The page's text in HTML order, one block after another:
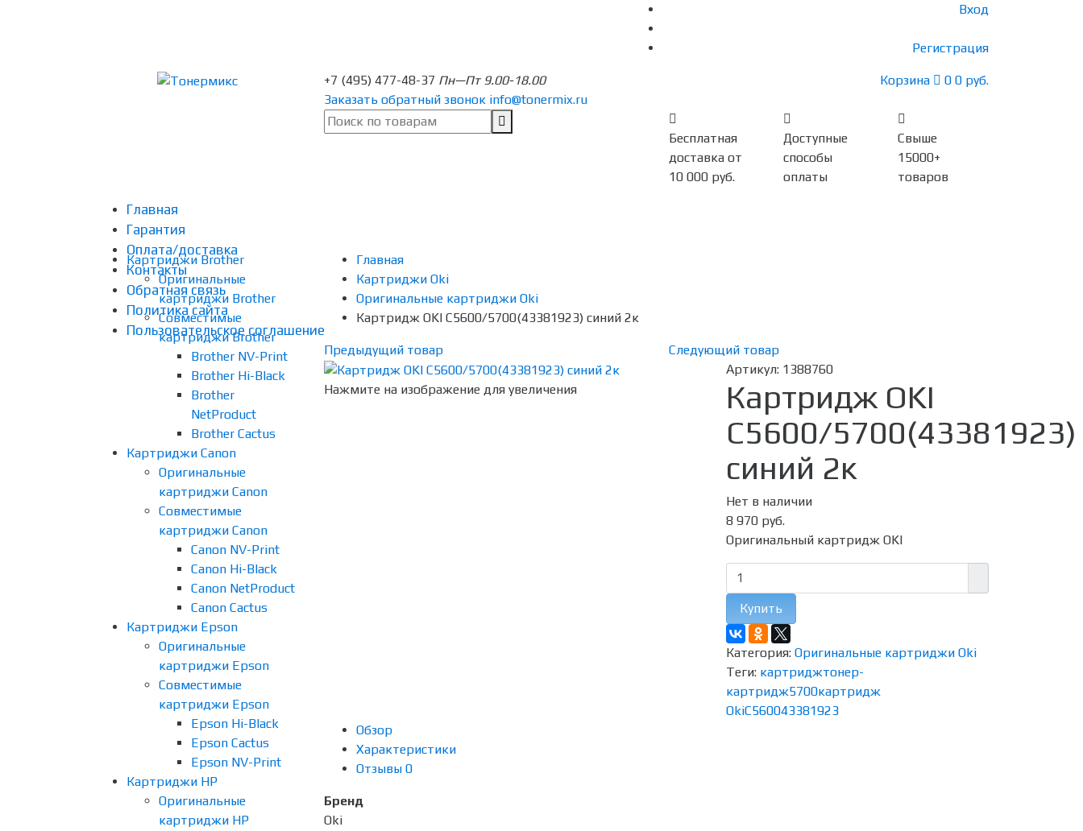
Вход
Регистрация
+7 (495) 477-48-37 Пн—Пт 9.00-18.00
Заказать обратный звонок info@tonermix.ru
Корзина 0 0 руб.
Бесплатная
доставка от
10 000 руб.
Доступные
способы
оплаты
Свыше
15000+
товаров
Главная
Гарантия
Оплата/доставка
Контакты
Обратная связь
Политика сайта
Пользовательское соглашение
Картриджи Brother
Оригинальные
картриджи Brother
Совместимые
картриджи Brother
Brother NV-Print
Brother Hi-Black
Brother
NetProduct
Brother Cactus
Картриджи Canon
Оригинальные
картриджи Canon
Совместимые
картриджи Canon
Canon NV-Print
Canon Hi-Black
Canon NetProduct
Canon Cactus
Картриджи Epson
Оригинальные
картриджи Epson
Совместимые
картриджи Epson
Epson Hi-Black
Epson Cactus
Epson NV-Print
Картриджи HP
Оригинальные
картриджи HP
Главная
Картриджи Oki
Оригинальные картриджи Oki
Картридж OKI C5600/5700(43381923) синий 2к
Предыдущий товар Следующий товар
Нажмите на изображение для увеличения
Артикул: 1388760
Картридж OKI
C5600/5700(43381923)
синий 2к
Нет в наличии
8 970 руб.
Оригинальный картридж OKI
Купить
Категория: Оригинальные картриджи Oki
Теги: картриджтонер-
картридж5700картридж
OkiC560043381923
Обзор
Характеристики
Отзывы 0
Бренд
Oki